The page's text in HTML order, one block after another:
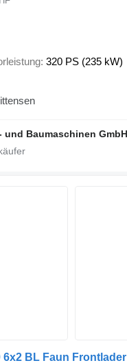
320 PS (235 kW)
6x2 BL Faun Frontlader